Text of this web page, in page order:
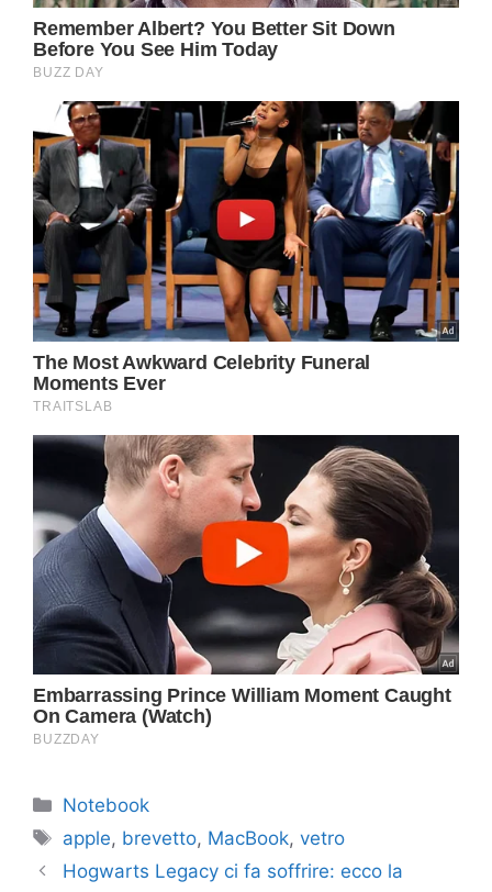
Categorie
Notebook
Tag
apple, brevetto, MacBook,vetro
Hogwarts Legacy ci fa soffrire: ecco la